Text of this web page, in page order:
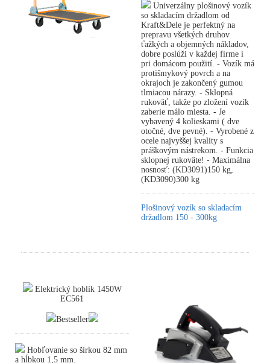
Univerzálny plošinový vozík
so skladacím držadlom od
Kraft&Dele je perfektný na
prepravu všetkých druhov
ťažkých a objemných nákladov,
dobre poslúži v každej firme i
pri domácom použití. - Vozík má
protišmykový povrch a na
okrajoch je zakončený gumou
tlmiacou nárazy. - Sklopná
rukoväť, takže po zložení vozík
zaberie málo miesta. - Je
vybavený 4 kolieskami ( dve
otočné, dve pevné). - Vyrobené z
ocele najvyššej kvality s
práškovým nástrekom. - Funkcia
sklopnej rukoväte! - Maximálna
nosnosť: (KD3091)150 kg,
(KD3090)300 kg
Plošinový vozík so skladacím
držadlom 150 - 300kg
Elektrický hoblík 1450W
EC561
Bestseller
Hobľovanie so šírkou 82 mm
a hĺbkou 1,5 mm.